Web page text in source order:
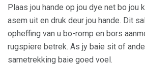
Plaas jou hande op jou dye net bo jou
asem uit en druk deur jou hande. Dit
opheffing van u bo-romp en bors
rugspiere betrek. As jy baie sit of
sametrekking baie goed voel.